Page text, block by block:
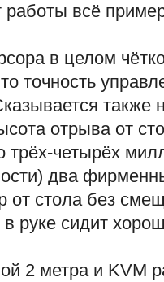
всё
в целом
точность
также
отрыва от
четырёх
два
от стола без
в руке сидит
2 метра и KVM